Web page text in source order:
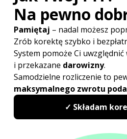
podatkowego.
Do najważniejszych czynników
powstawanie niewielkich
należą przede wszystkim:
odrębne obliczanie
poszczególnych płatników,
sumowanie dochodów
rocznym,
zasady zaokrągleń